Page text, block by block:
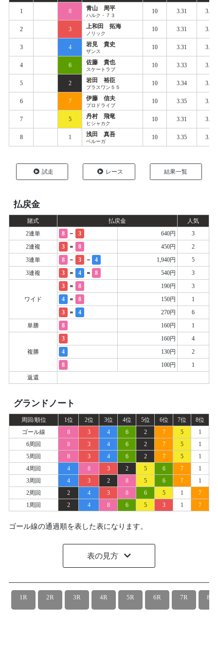
1 8 青山 周平
ハルク・７３
10 3.31 3.395
2 3 上和田 拓海
ノリック
10 3.31 3.399
3 4 岩見 貴史
ザンス
10 3.31 3.408
4 6 佐藤 貴也
スケートラブ
10 3.33 3.408
5 2 岩田 裕臣
プラスワン５５
10 3.34 3.418
6 7 伊藤 信夫
プロドライブ
10 3.35 3.418
7 5 丹村 飛竜
ヒシャカク
10 3.31 3.428
8 1 浅田 真吾
ベルーガ
10 3.35 3.431
試走 レース 結果一覧
払戻金
賭式 払戻金
人気
2連単
8 - 3 640円
3
2連複
3 = 8 450円
2
3連単
8 - 3 - 4 1,940円
5
3連複
3 = 4 = 8 540円 3
ワイド
3 = 8 190円
3
4
= 8 150円
1
3
= 4 270円
6
単勝
8 160円 1
複勝
3 160円
4
4
130円
2
8
100円
1
返還
グランドノート
周回/順位 1位 2位 3位 4位 5位 6位 7位
8位
ゴール線
8 3 4 6 2 7 5
1
6周回
8 3 4 6 2 7 5
1
5周回
8 3 4 6 2 7 5
1
4周回
4 8 3 2 5 6 7
1
3周回
4 3 2 8 5 6 7
1
2周回
2 4 3 8 6 5 1
7
1周回
2 4 8 6 5 3 1 7
ゴール線の通過順を表した表になります。
表の見方
1R 2R 3R 4R 5R 6R 7R 8R